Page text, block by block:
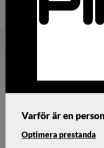
Varför är en
Optimera prestanda